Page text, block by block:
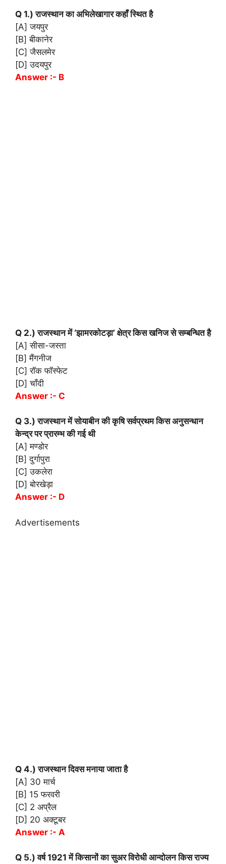
Q 1.) राजस्थान का अभिलेखागार कहाँ स्थित है
[A] जयपुर
[B] बीकानेर
[C] जैसलमेर
[D] उदयपुर
Answer :- B
Q 2.) राजस्थान में ‘झामरकोटड़ा’ क्षेत्र किस खनिज से सम्बन्धित है
[A] सीसा-जस्ता
[B] मैंगनीज
[C] रॉक फॉस्फेट
[D] चाँदी
Answer :- C
Q 3.) राजस्थान में सोयाबीन की कृषि सर्वप्रथम किस अनुसन्धान
केन्द्र पर प्रारम्भ की गई थी
[A] मण्डोर
[B] दुर्गापुरा
[C] उकलेरा
[D] बोरखेड़ा
Answer :- D
Advertisements
Q 4.) राजस्थान दिवस मनाया जाता है
[A] 30 मार्च
[B] 15 फरवरी
[C] 2 अप्रैल
[D] 20 अक्टूबर
Answer :- A
Q 5.) वर्ष 1921 में किसानों का सुअर विरोधी आन्दोलन किस राज्य